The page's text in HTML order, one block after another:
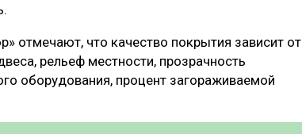
отмечают, что качество покрытия зависит от
рельеф местности, прозрачность
оборудования, процент загораживаемой